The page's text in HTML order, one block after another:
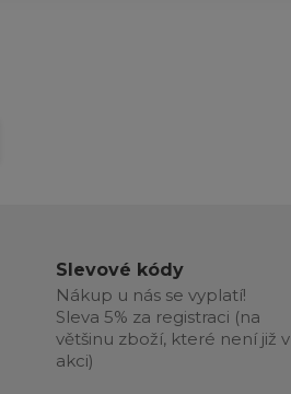
Slevové kódy
Nákup u nás se vyplatí!
Sleva 5% za registraci (na
většinu zboží, které není již v
akci)